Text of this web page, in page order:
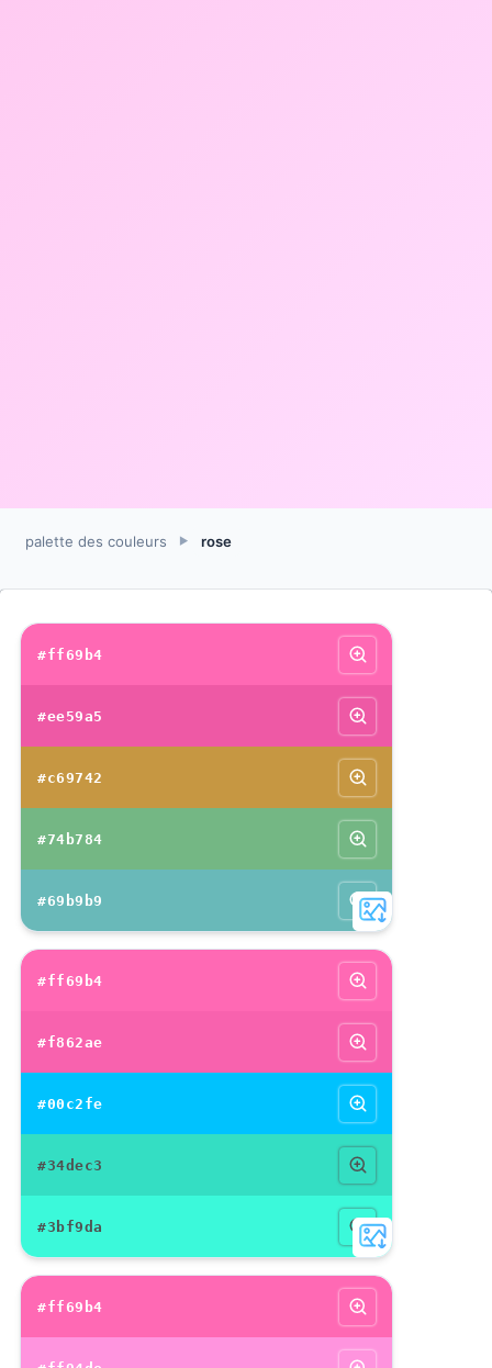
palette des couleurs ► rose
#ff69b4
#ee59a5
#c69742
#74b784
#69b9b9
#ff69b4
#f862ae
#00c2fe
#34dec3
#3bf9da
#ff69b4